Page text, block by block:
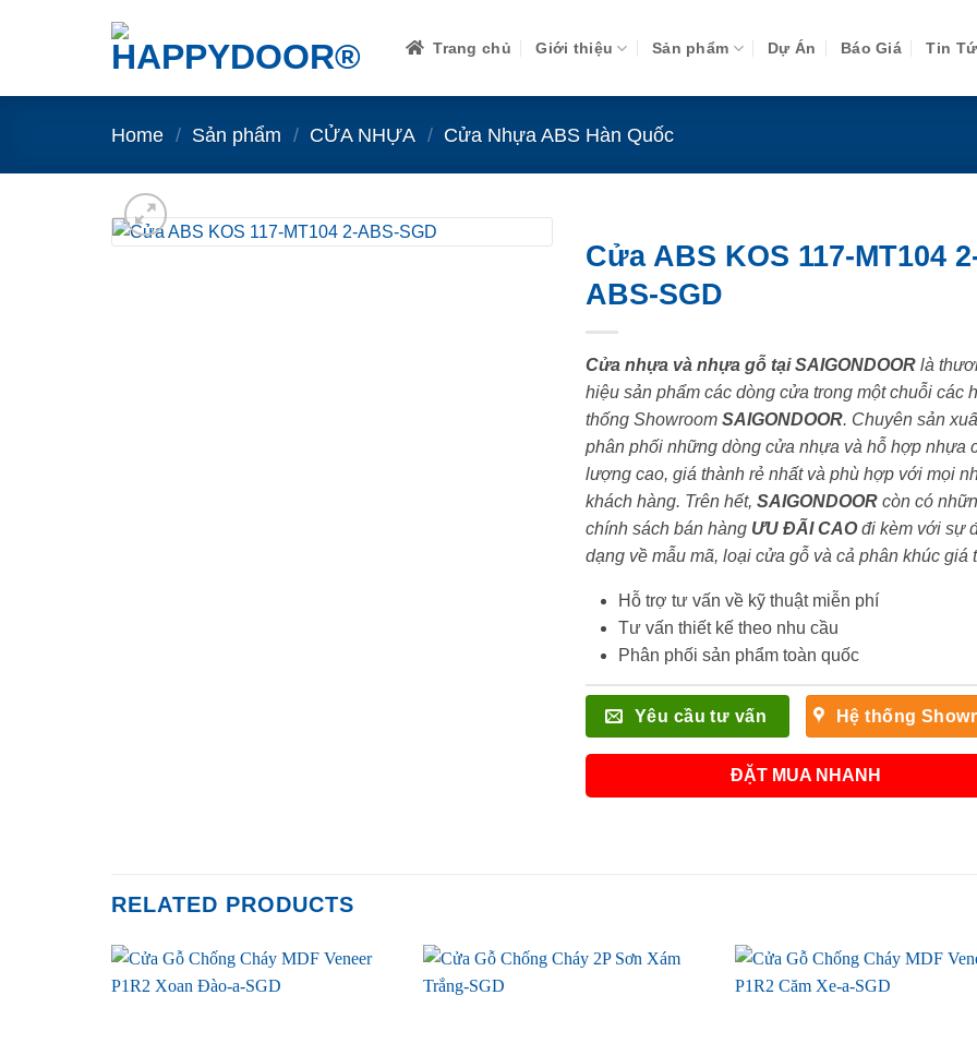
Trang chủ Giới thiệu Sản phẩm Dự Án Báo Giá Tin
Home / Sản phẩm / CỬA NHỰA / Cửa Nhựa ABS Hàn Quốc
Cửa ABS KOS 117-MT104
ABS-SGD
Cửa nhựa và nhựa gỗ tại SAIGONDOORlà
hiệu sản phẩm các dòng cửa trong một chuỗi các
thống Showroom SAIGONDOOR. Chuyên sản
phân phối những dòng cửa nhựa và hỗ hợp nhựa
lượng cao, giá thành rẻ nhất và phù hợp với mọi
khách hàng. Trên hết, SAIGONDOORcòn có
chính sách bán hàng ƯU ĐÃI CAOđi kèm với sự
dạng về mẫu mã, loại cửa gỗ và cả phân khúc giá
Hỗ trợ tư vấn về kỹ thuật miễn phí
Tư vấn thiết kế theo nhu cầu
Phân phối sản phẩm toàn quốc
Yêu cầu tư vấn Hệ thống
ĐẶT MUA NHANH
RELATED PRODUCTS